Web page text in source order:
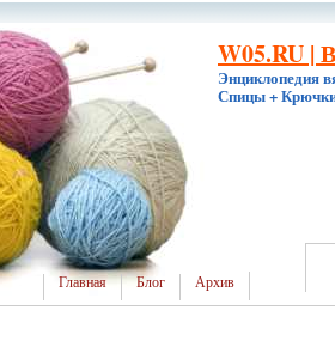
W05.RU |
Энциклопедия
Спицы +
Главная Блог Архив